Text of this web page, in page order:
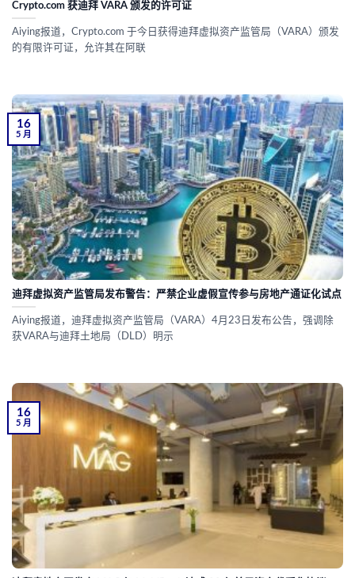
Crypto.com 获迪拜 VARA 颁发的许可证
Aiying报道，Crypto.com 于今日获得迪拜虚拟资产监管局（VARA）颁发
的有限许可证，允许其在阿联
迪拜虚拟资产监管局发布警告：严禁企业虚假宣传参与房地产通证化试点
Aiying报道，迪拜虚拟资产监管局（VARA）4月23日发布公告，强调除
获VARA与迪拜土地局（DLD）明示
16
5 月
16
5 月